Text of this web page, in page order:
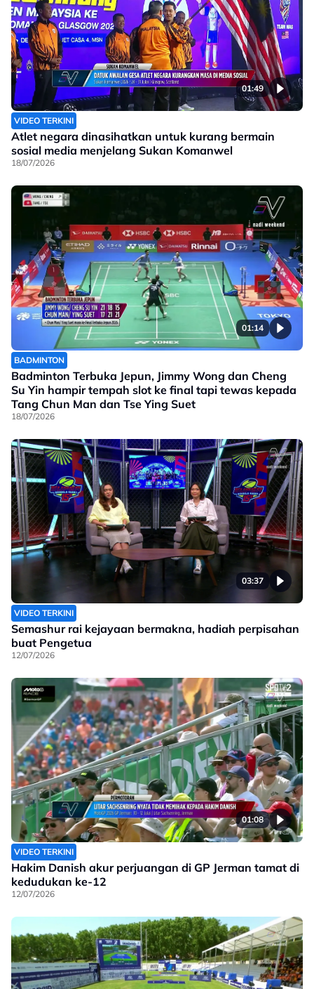
01:49
VIDEO TERKINI
Atlet negara dinasihatkan untuk kurang bermain
sosial media menjelang Sukan Komanwel
18/07/2026
01:14
BADMINTON
Badminton Terbuka Jepun, Jimmy Wong dan Cheng
Su Yin hampir tempah slot ke final tapi tewas kepada
Tang Chun Man dan Tse Ying Suet
18/07/2026
03:37
VIDEO TERKINI
Semashur rai kejayaan bermakna, hadiah perpisahan
buat Pengetua
12/07/2026
01:08
VIDEO TERKINI
Hakim Danish akur perjuangan di GP Jerman tamat di
kedudukan ke-12
12/07/2026